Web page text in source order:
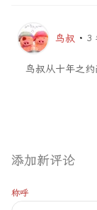
鸟叔 3
鸟叔从十年之
添加新评论
称呼